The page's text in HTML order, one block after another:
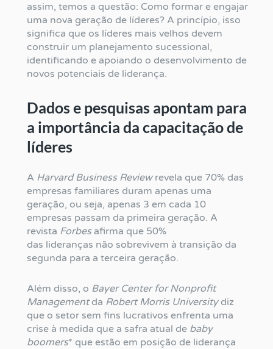
assim, temos a questão: Como formar e engajar
uma nova geração de líderes? A princípio, isso
significa que os líderes mais velhos devem
construir um planejamento sucessional,
identificando e apoiando o desenvolvimento de
novos potenciais de liderança.
Dados e pesquisas apontam para
a importância da capacitação de
líderes
A Harvard Business Reviewrevela que 70% das
empresas familiares duram apenas uma
geração, ou seja, apenas 3 em cada 10
empresas passam da primeira geração. A
revista Forbesafirma que 50%
das lideranças não sobrevivem à transição da
segunda para a terceira geração.
Além disso, o Bayer Center for Nonprofit
Managementda Robert Morris Universitydiz
que o setor sem fins lucrativos enfrenta uma
crise à medida que a safra atual de baby
boomers* que estão em posição de liderança